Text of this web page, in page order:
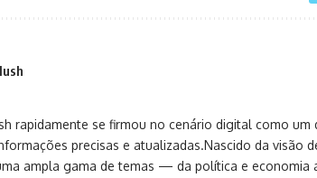
rapidamente se firmou no cenário digital como
precisas e atualizadas.Nascido da visão
ampla gama de temas — da política e economia